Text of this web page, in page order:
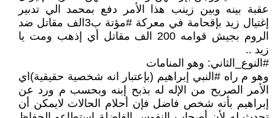
عقبة بينه وبين زينب هذا الأمر دفع بمحمد الي تدبير
إغتيال زيد بإقحامة في معركة #مؤتة ب3الف مقاتل ضد
الروم بجيش قوامه 200 الف مقاتل أي إذهب ومت يا
زيد ..
#النوع_الثاني: وهو المنامات
وهو م راه #النبي إبراهيم (بإعتبار انه شخصية حقيقية)اي
الأمر الصريح من الإله له بذبح إبنه وبحسب م ورد عن
إبراهيم بأنه شخص فاضل فإن أحلام الحالات لايمكن أن